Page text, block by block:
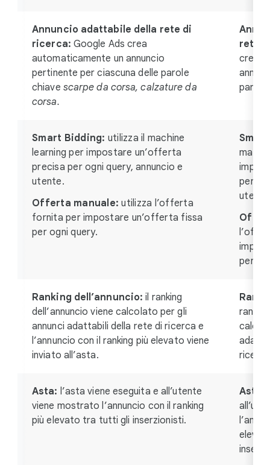
Annuncio adattabile della rete di
ricerca: Google Ads crea
automaticamente un annuncio
pertinente per ciascuna delle parole
chiave scarpe da corsa, calzature da
corsa.
rete
crea
parola
Smart Bidding: utilizza il machine
learning per impostare un’offerta
precisa per ogni query, annuncio e
utente.
Offerta manuale: utilizza l’offerta
fornita per impostare un’offerta fissa
per ogni query.
per
per
Ranking dell’annuncio: il ranking
dell’annuncio viene calcolato per gli
annunci adattabili della rete di ricerca e
l’annuncio con il ranking più elevato viene
inviato all’asta.
Asta: l’asta viene eseguita e all’utente
viene mostrato l’annuncio con il ranking
più elevato tra tutti gli inserzionisti.
Asta: